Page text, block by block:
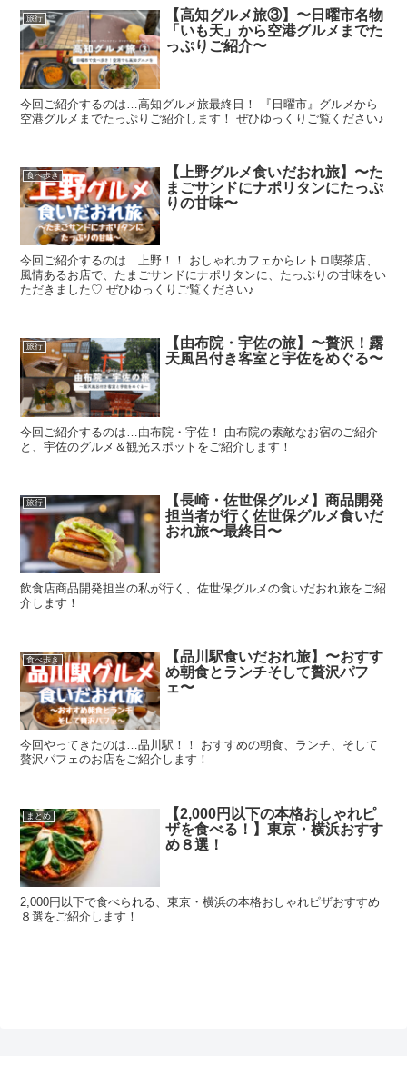
旅行
【高知グルメ旅③】〜日曜市名物
「いも天」から空港グルメまでた
っぷりご紹介〜
今回ご紹介するのは…高知グルメ旅最終日！ 『日曜市』グルメから
空港グルメまでたっぷりご紹介します！ ぜひゆっくりご覧ください♪
食べ歩き
【上野グルメ食いだおれ旅】〜た
まごサンドにナポリタンにたっぷ
りの甘味〜
今回ご紹介するのは…上野！！ おしゃれカフェからレトロ喫茶店、
風情あるお店で、たまごサンドにナポリタンに、たっぷりの甘味をい
ただきました♡ ぜひゆっくりご覧ください♪
旅行
【由布院・宇佐の旅】〜贅沢！露
天風呂付き客室と宇佐をめぐる〜
今回ご紹介するのは…由布院・宇佐！ 由布院の素敵なお宿のご紹介
と、宇佐のグルメ＆観光スポットをご紹介します！
旅行
【長崎・佐世保グルメ】商品開発
担当者が行く佐世保グルメ食いだ
おれ旅〜最終日〜
飲食店商品開発担当の私が行く、佐世保グルメの食いだおれ旅をご紹
介します！
食べ歩き
【品川駅食いだおれ旅】〜おすす
め朝食とランチそして贅沢パフ
ェ〜
今回やってきたのは…品川駅！！ おすすめの朝食、ランチ、そして
贅沢パフェのお店をご紹介します！
まとめ
【2,000円以下の本格おしゃれピ
ザを食べる！】東京・横浜おすす
め８選！
2,000円以下で食べられる、東京・横浜の本格おしゃれピザおすすめ
８選をご紹介します！